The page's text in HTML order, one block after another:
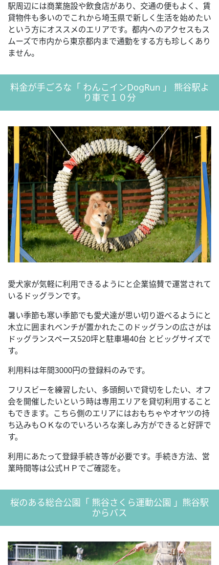
駅周辺には商業施設や飲食店があり、交通の便もよく、賃
貸物件も多いのでこれから埼玉県で新しく生活を始めたい
という方にオススメのエリアです。都内へのアクセスもス
ムーズで市内から東京都内まで通勤をする方も珍しくあり
ません。
料金が手ごろな「 わんこインDogRun 」 熊谷駅よ
り車で１０分
愛犬家が気軽に利用できるようにと企業協賛で運営されて
いるドッグランです。
暑い季節も寒い季節でも愛犬達が思い切り遊べるようにと
木立に囲まれベンチが置かれたこのドッグランの広さがは
ドッグランスペース520坪と駐車場40台 とビッグサイズで
す。
利用料は年間3000円の登録料のみです。
フリスビーを練習したい、多頭飼いで貸切をしたい、オフ
会を開催したいという時は専用エリアを貸切利用すること
もできます。こちら側のエリアにはおもちゃやオヤツの持
ち込みもＯＫなのでいろいろな楽しみ方ができると好評で
す。
利用にあたって登録手続き等が必要です。手続き方法、営
業時間等は公式ＨＰでご確認を。
桜のある総合公園「 熊谷さくら運動公園 」熊谷駅
からバス